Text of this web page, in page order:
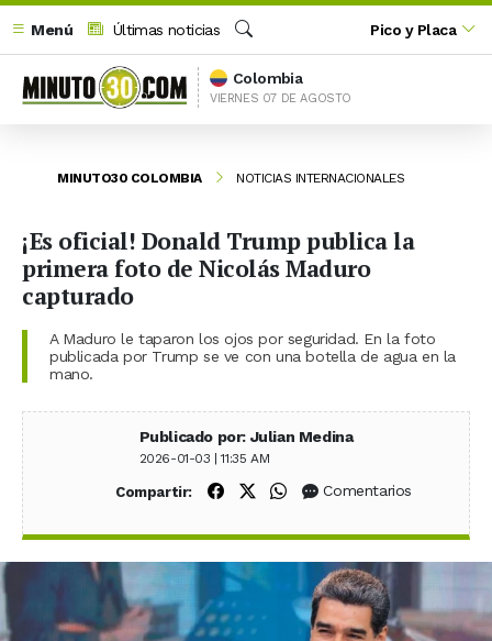
Menú
Últimas noticias
Buscar
Pico y Placa
Colombia
VIERNES 07 DE AGOSTO
MINUTO30 COLOMBIA NOTICIAS INTERNACIONALES
¡Es oficial! Donald Trump publica la
primera foto de Nicolás Maduro
capturado
A Maduro le taparon los ojos por seguridad. En la foto
publicada por Trump se ve con una botella de agua en la
mano.
Publicado por: Julian Medina
2026-01-03 | 11:35 AM
Compartir: Compartir en Facebook
Compartir en X (Twitter)
Compartir en WhatsApp
Comentarios